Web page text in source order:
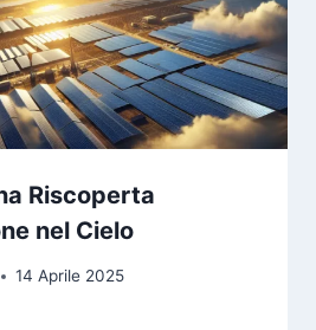
Riscoperta
nel Cielo
14 Aprile 2025